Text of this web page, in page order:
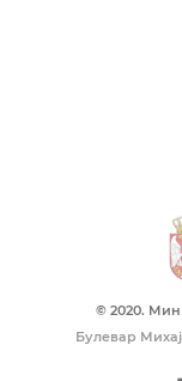
© 2020.
Булевар